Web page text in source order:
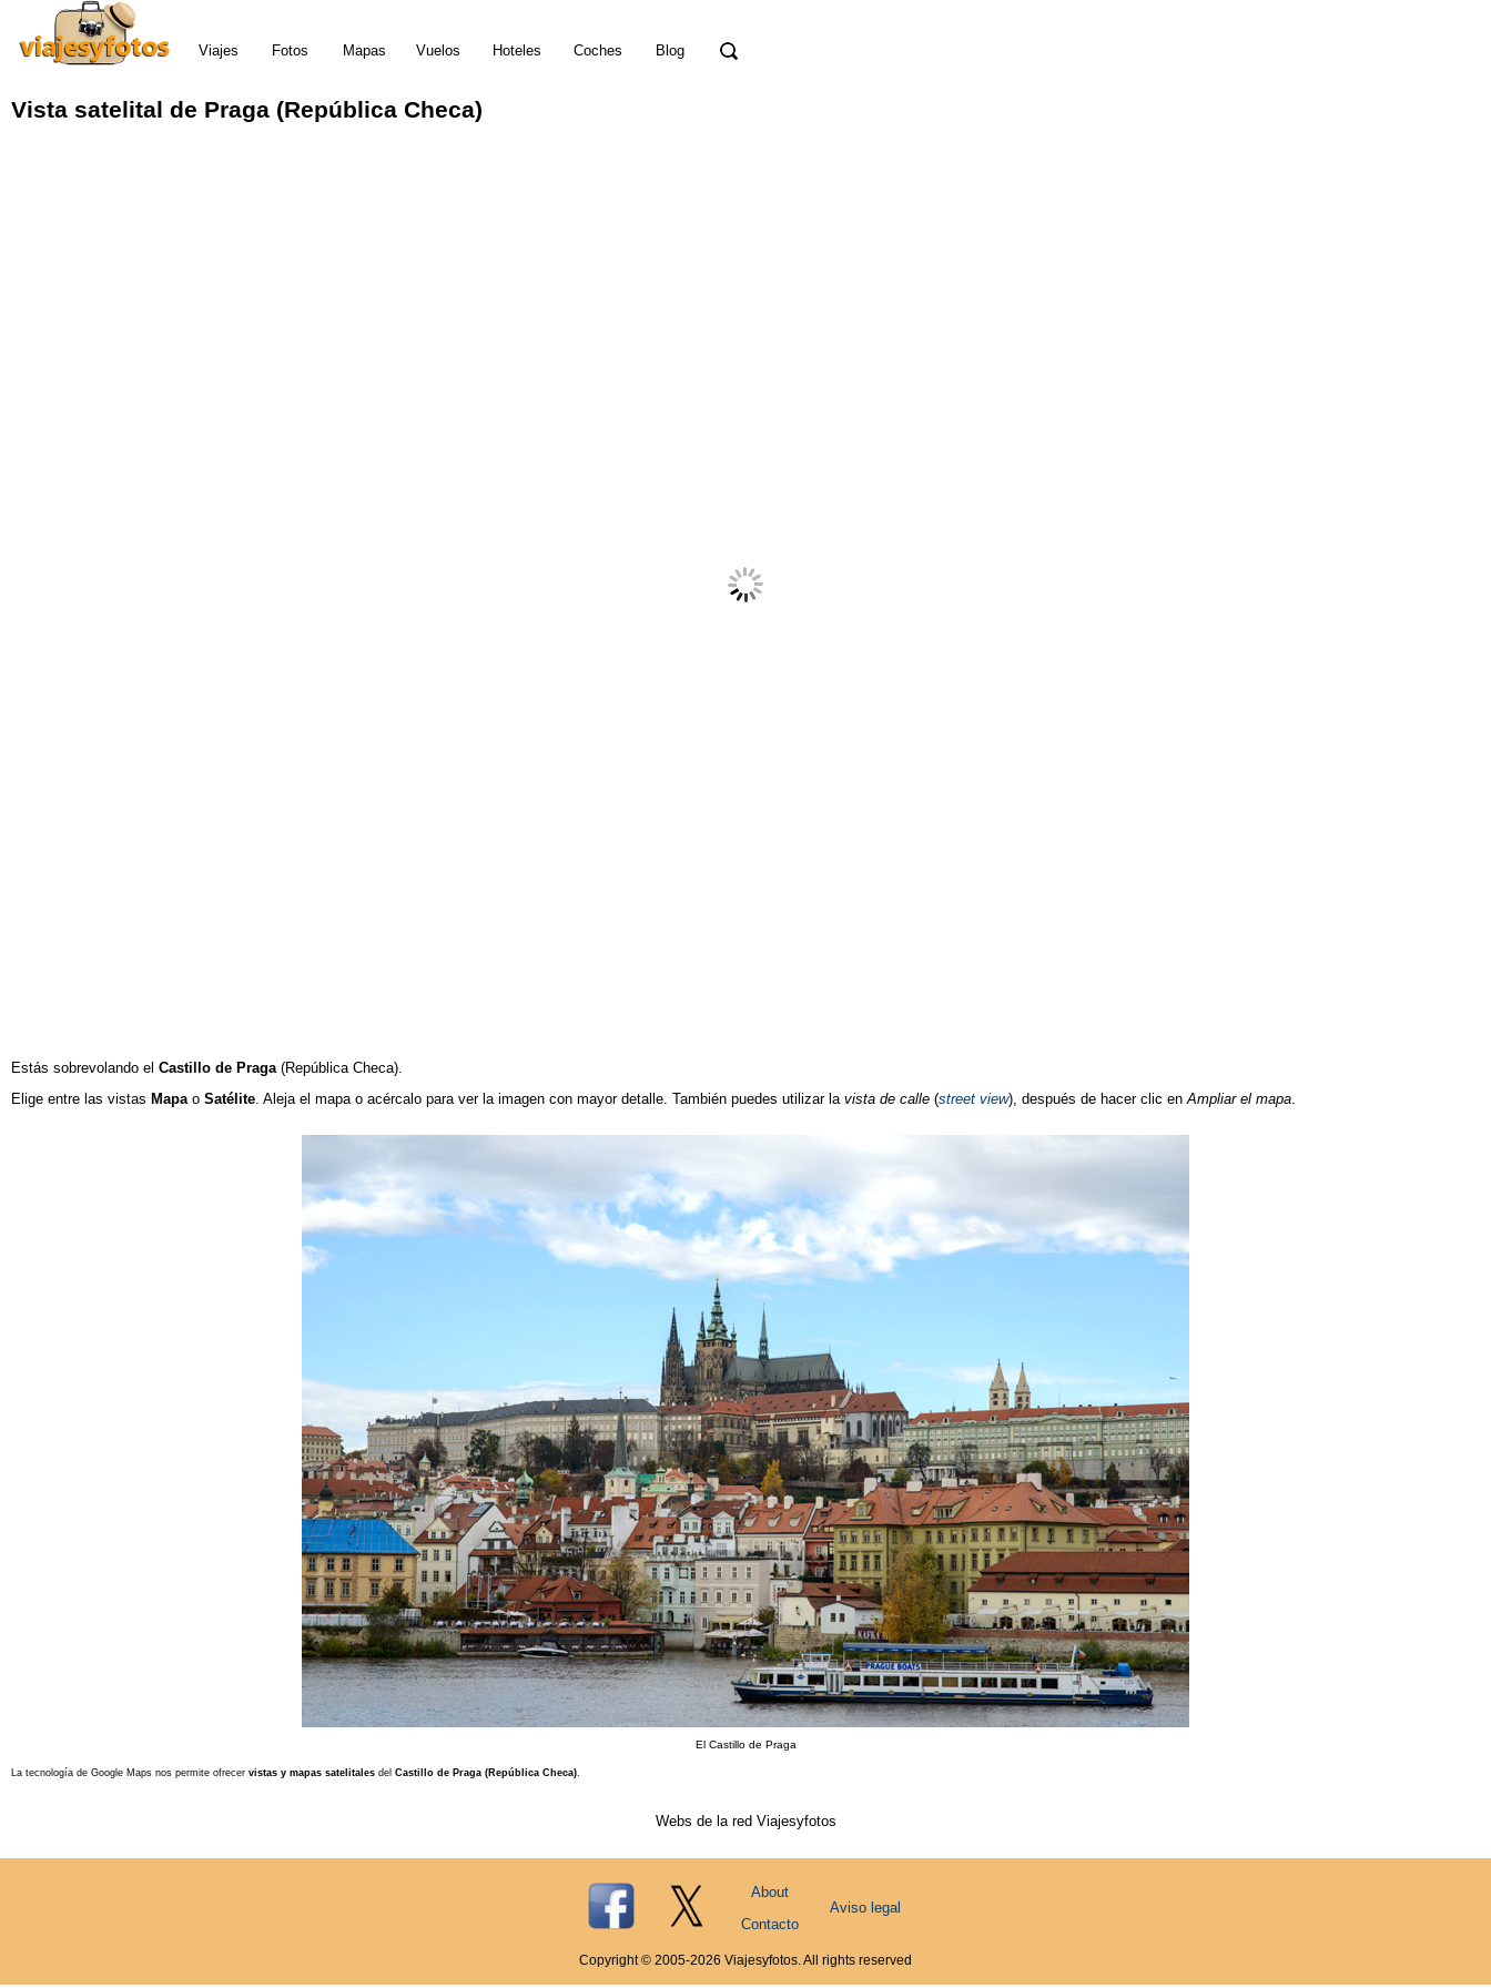
Viajes Fotos Mapas Vuelos Hoteles Coches Blog
Vista satelital de Praga (República Checa)
Estás sobrevolando el Castillo de Praga (República Checa)
Elige entre las vistas Mapao Satélite. Aleja el mapa o acércalo para ver la imagen con mayor detalle. También puedes utilizar la vista de calle (street view), después de hacer clic enAmpliar el mapa.
El Castillo de Praga
La tecnología de Google Maps nos permite ofrecer vistas y mapas satelitales del Castillo de Praga (República Checa).
Webs de la red Viajesyfotos
About
Contacto
Aviso legal
Copyright © 2005-2026 Viajesyfotos. All rights reserved